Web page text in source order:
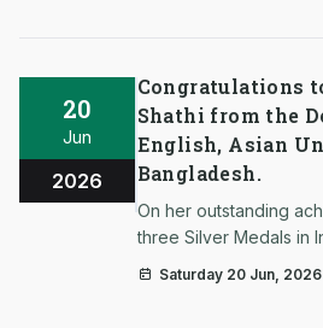
20
Jun
2026
Congratulations
Shathi from the
English, Asian
Bangladesh.
On her outstanding
three Silver Medals in
Kumite, and Team
Kabir Jewel Memorial
Saturday 20 Jun, 2026